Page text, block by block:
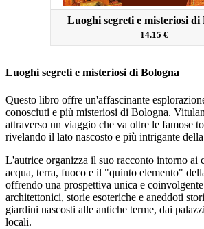
Luoghi segreti e misteriosi di
14.15 €
Luoghi segreti e misteriosi di Bologna
Questo libro offre un'affascinante
conosciuti e più misteriosi di Bologna.
attraverso un viaggio che va oltre le famose
rivelando il lato nascosto e più intrigante
L'autrice organizza il suo racconto intorno ai
acqua, terra, fuoco e il "quinto elemento"
offrendo una prospettiva unica e
architettonici, storie esoteriche e aneddoti
giardini nascosti alle antiche terme, dai
locali.